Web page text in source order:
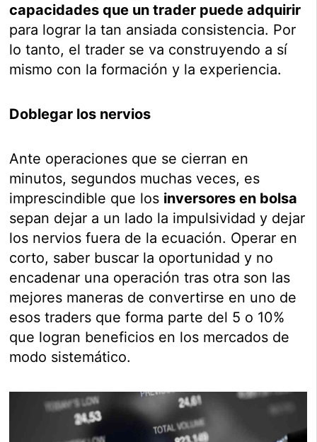
capacidades que un trader puede adquirir
para lograr la tan ansiada consistencia. Por
lo tanto, el trader se va construyendo a sí
mismo con la formación y la experiencia.
Doblegar los nervios
Ante operaciones que se cierran en
minutos, segundos muchas veces, es
imprescindible que los inversores en bolsa
sepan dejar a un lado la impulsividad y dejar
los nervios fuera de la ecuación. Operar en
corto, saber buscar la oportunidad y no
encadenar una operación tras otra son las
mejores maneras de convertirse en uno de
esos traders que forma parte del 5 o 10%
que logran beneficios en los mercados de
modo sistemático.